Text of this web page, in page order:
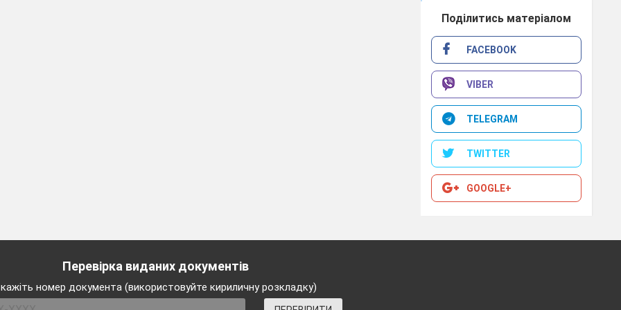
Поділитись матеріалом
FACEBOOK
VIBER
TELEGRAM
TWITTER
GOOGLE+
Перевірка виданих документів
номер документа (використовуйте кириличну розкладку)